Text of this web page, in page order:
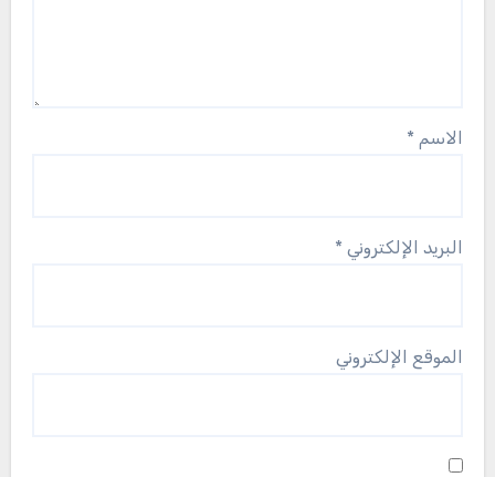
الاسم *
البريد الإلكتروني *
الموقع الإلكتروني